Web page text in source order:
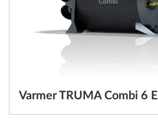
Varmer TRUMA Combi 6 E